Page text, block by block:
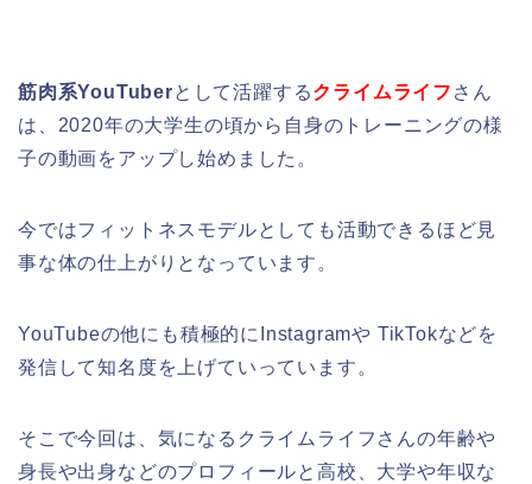
筋肉系YouTuberとして活躍するクライムライフ さん
は、2020年の大学生の頃から自身のトレーニングの様
子の動画をアップし始めました。
今ではフィットネスモデルとしても活動できるほど見
事な体の仕上がりとなっています。
YouTubeの他にも積極的にInstagramや TikTokなどを
発信して知名度を上げていっています。
そこで今回は、気になるクライムライフさんの年齢や
身長や出身などのプロフィールと高校、大学や年収な